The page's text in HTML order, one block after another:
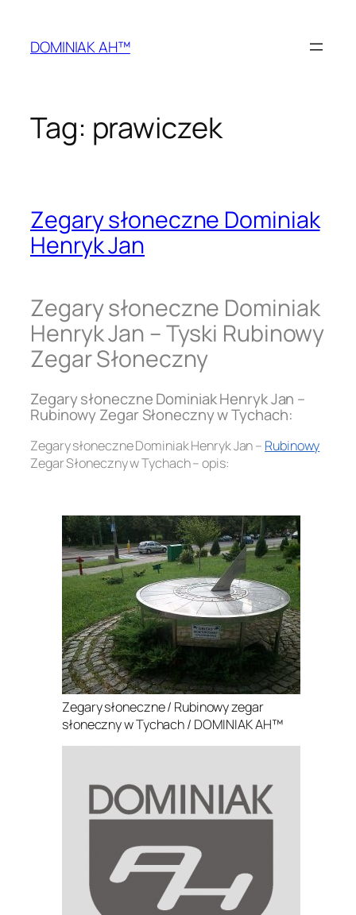
treściDOMINIAK AH™
Tag: prawiczek
Zegary słoneczne Dominiak
Henryk Jan
Zegary słoneczne Dominiak
Henryk Jan – Tyski Rubinowy
Zegar Słoneczny
Zegary słoneczne Dominiak Henryk Jan –
Rubinowy Zegar Słoneczny w Tychach:
Zegary słoneczne Dominiak Henryk Jan – Rubinowy
Zegar Słoneczny w Tychach – opis:
Zegary słoneczne / Rubinowy zegar
słoneczny w Tychach / DOMINIAK AH™